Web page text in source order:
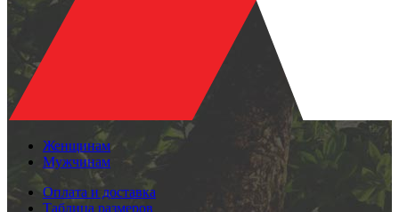
Женщинам
Мужчинам
Оплата и доставка
Таблица размеров